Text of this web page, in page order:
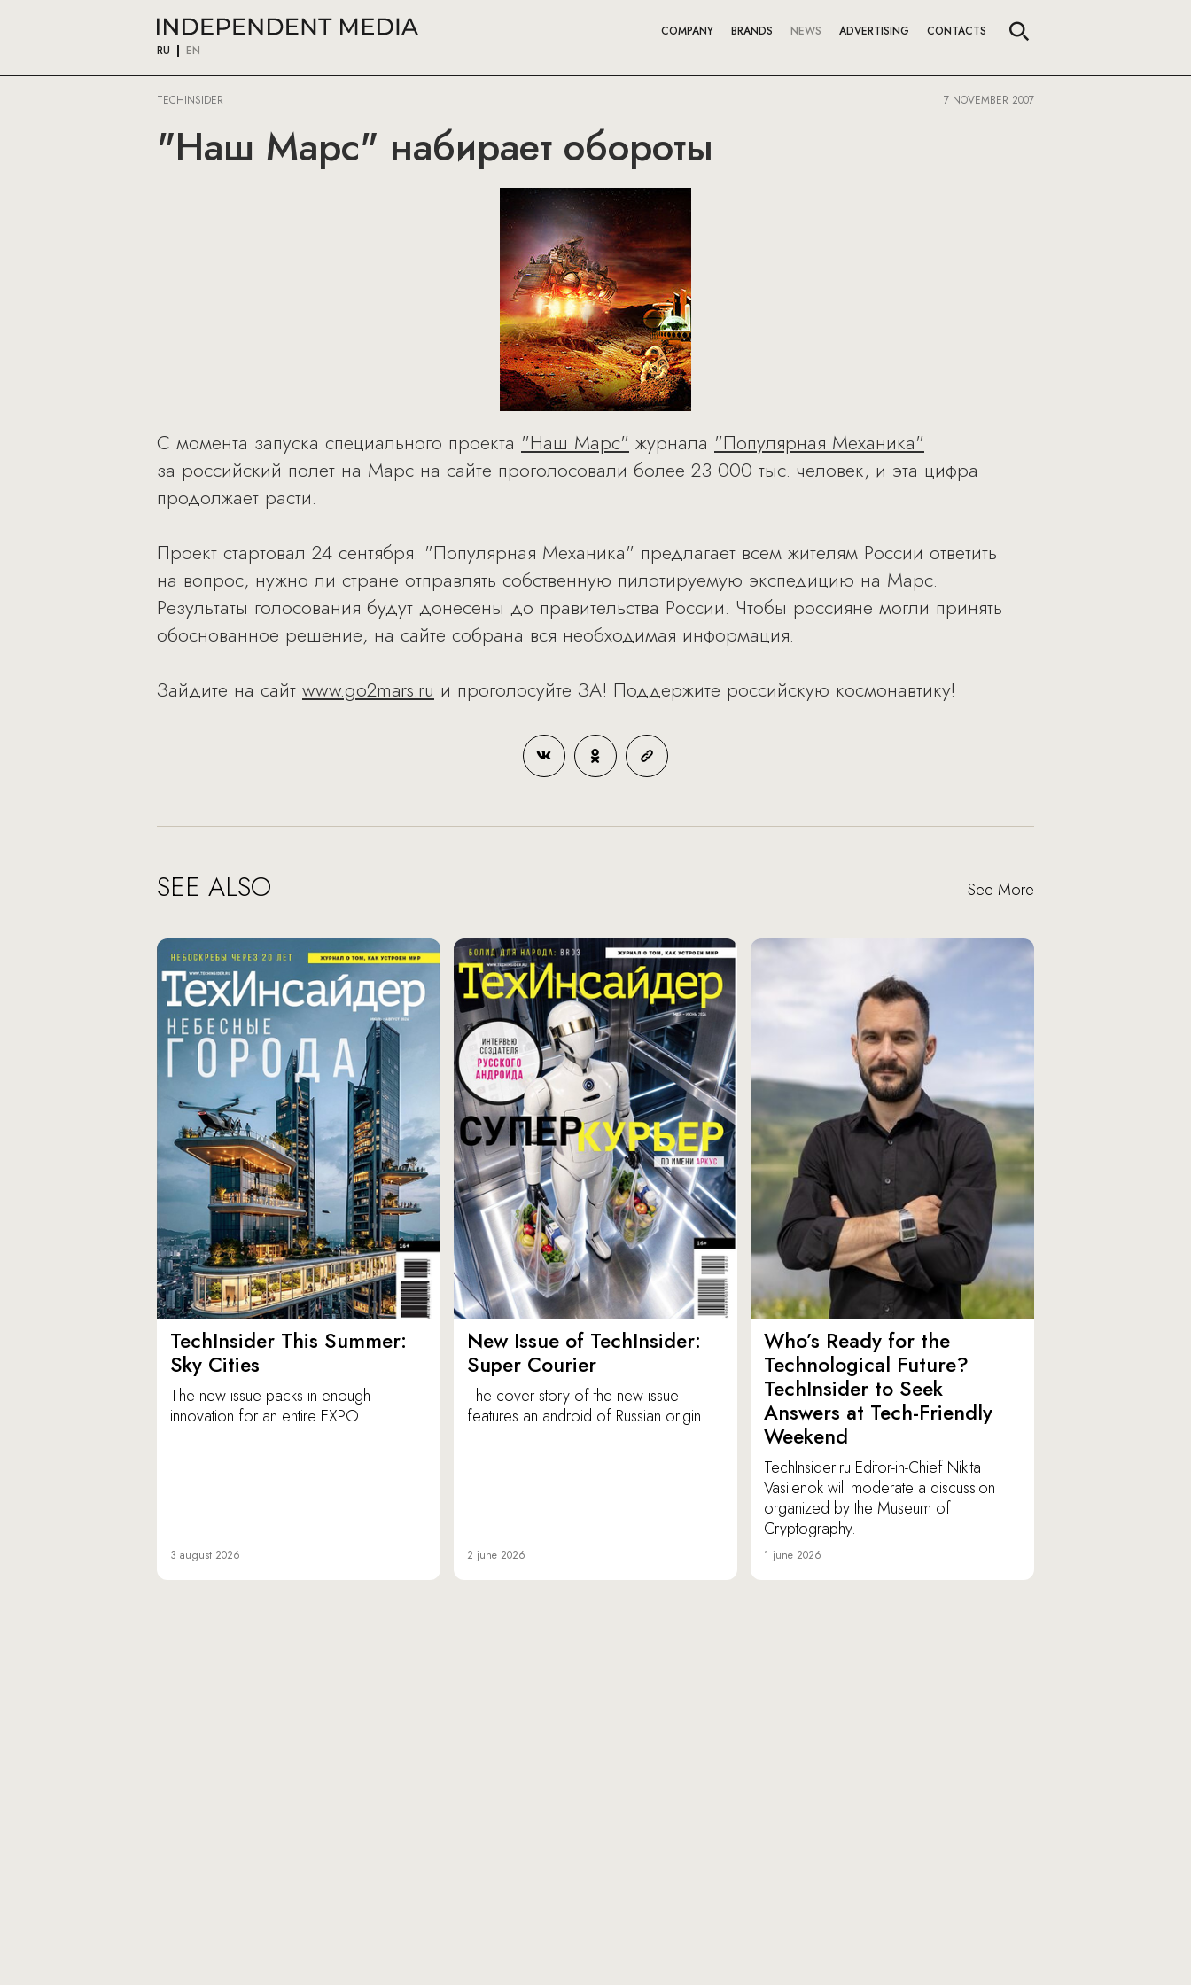
RU EN
COMPANY BRANDS NEWS ADVERTISING CONTACTS
TECHINSIDER 7 NOVEMBER 2007
"Наш Марс" набирает обороты
С момента запуска специального проекта "Наш Марс" журнала "Популярная Механика"
за российский полет на Марс на сайте проголосовали более 23 000 тыс. человек, и эта цифра
продолжает расти.
Проект стартовал 24 сентября. "Популярная Механика" предлагает всем жителям России ответить
на вопрос, нужно ли стране отправлять собственную пилотируемую экспедицию на Марс.
Результаты голосования будут донесены до правительства России. Чтобы россияне могли принять
обоснованное решение, на сайте собрана вся необходимая информация.
Зайдите на сайт www.go2mars.ru и проголосуйте ЗА! Поддержите российскую космонавтику!
SEE ALSO See More
TechInsider This Summer:
Sky Cities
The new issue packs in enough
innovation for an entire EXPO.
3 august 2026
New Issue of TechInsider:
Super Courier
The cover story of the new issue
features an android of Russian origin.
2 june 2026
Who’s Ready for the
Technological Future?
TechInsider to Seek
Answers at Tech-Friendly
Weekend
TechInsider.ru Editor-in-Chief Nikita
Vasilenok will moderate a discussion
organized by the Museum of
Cryptography.
1 june 2026